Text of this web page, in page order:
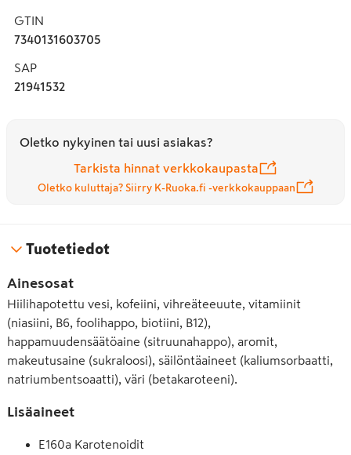
GTIN
7340131603705
SAP
21941532
Oletko nykyinen tai uusi asiakas?
Tarkista hinnat verkkokaupasta
Oletko kuluttaja? Siirry K-Ruoka.fi -verkkokauppaan
Tuotetiedot
Ainesosat
Hiilihapotettu vesi, kofeiini, vihreäteeuute, vitamiinit
(niasiini, B6, foolihappo, biotiini, B12),
happamuudensäätöaine (sitruunahappo), aromit,
makeutusaine (sukraloosi), säilöntäaineet (kaliumsorbaatti,
natriumbentsoaatti), väri (betakaroteeni).
Lisäaineet
E160a Karotenoidit